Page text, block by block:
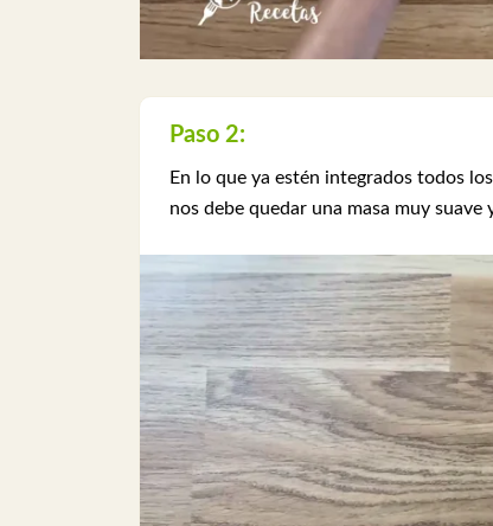
Paso 2:
En lo que ya estén integrados todos
nos debe quedar una masa muy suave